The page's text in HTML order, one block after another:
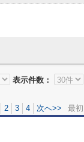
表示件数：
2 3 4 次へ>> 最初